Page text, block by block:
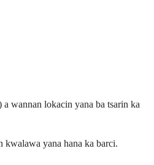
wannan lokacin yana ba tsarin ka
kwalawa yana hana ka barci.